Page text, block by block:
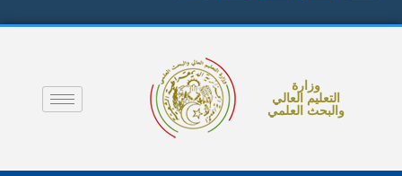
وزارة
التعليم العالي
والبحث العلمي